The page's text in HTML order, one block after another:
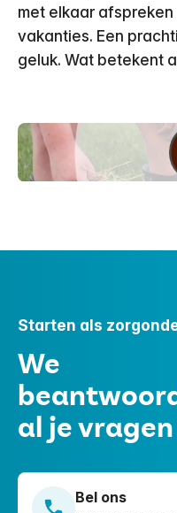
met elkaar
vakanties. Een
geluk. Wat betekent
Starten als
We
al je vragen
Bel ons